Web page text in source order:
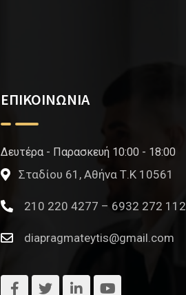
ΕΠΙΚΟΙΝΩΝΙΑ
Δευτέρα - Παρασκευή 10:00 - 18:00
Σταδίου 61, Αθήνα Τ.Κ 10561
210 220 4277 – 6932 272 112
diapragmateytis@gmail.com